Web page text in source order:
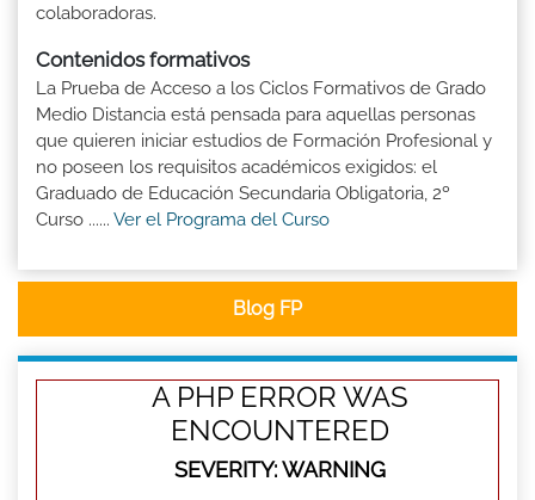
colaboradoras.
Contenidos formativos
La Prueba de Acceso a los Ciclos Formativos de Grado
Medio Distancia está pensada para aquellas personas
que quieren iniciar estudios de Formación Profesional y
no poseen los requisitos académicos exigidos: el
Graduado de Educación Secundaria Obligatoria, 2º
Curso ...... Ver el Programa del Curso
Blog FP
A PHP ERROR WAS
ENCOUNTERED
SEVERITY: WARNING